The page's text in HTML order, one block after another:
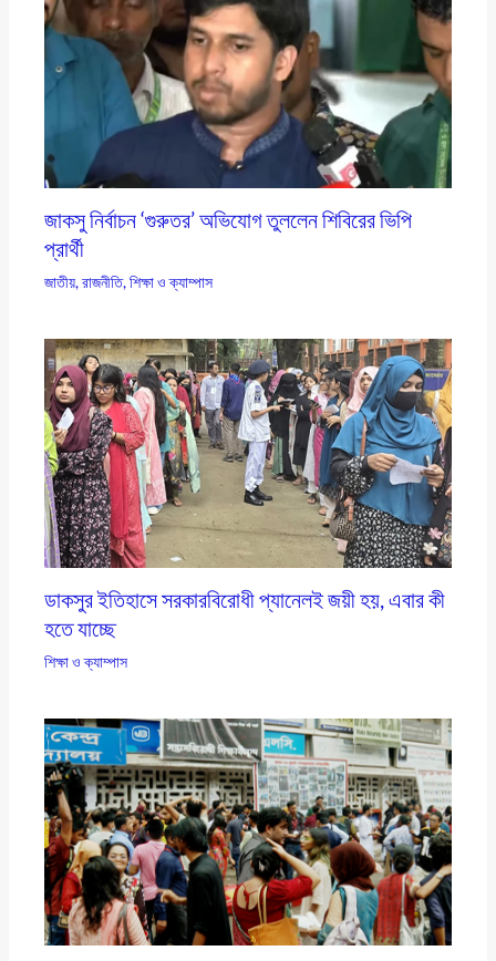
জাকসু নির্বাচন ‘গুরুতর’ অভিযোগ তুললেন শিবিরের ভিপি
প্রার্থী
জাতীয়,রাজনীতি,শিক্ষা ও ক্যাম্পাস
ডাকসুর ইতিহাসে সরকারবিরোধী প্যানেলই জয়ী হয়, এবার কী
হতে যাচ্ছে
শিক্ষা ও ক্যাম্পাস